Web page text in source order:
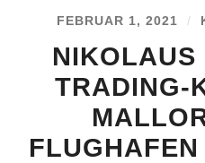
FEBRUAR 1, 2021 /
NIKOLAUS
TRADING-